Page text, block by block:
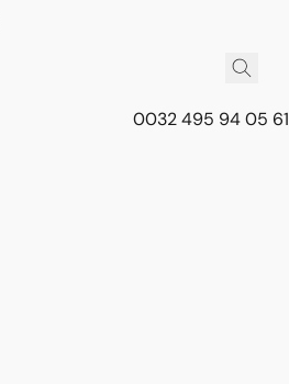
0032 495 94 05 61